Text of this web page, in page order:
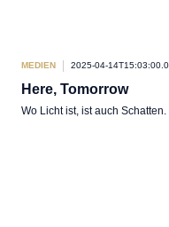
MEDIEN 2025-04-
Here, Tomorrow
Wo Licht ist, ist auch